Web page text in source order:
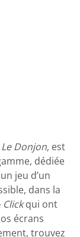
Donjon, est
dédiée
jeu d’un
dans la
qui ont
écrans
trouvez